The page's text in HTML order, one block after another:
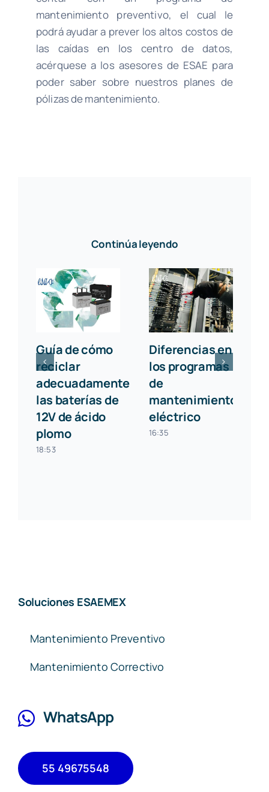
mantenimiento preventivo, el cual le
podrá ayudar a prever los altos costos de
las caídas en los centro de datos,
acérquese a los asesores de ESAE para
poder saber sobre nuestros planes de
pólizas de mantenimiento.
Continúa leyendo
Guía de cómo
reciclar
adecuadamente
las baterías de
12V de ácido
plomo
18:53
Diferencias en
los programas
de
mantenimientos
eléctrico
16:35
Soluciones ESAEMEX
Mantenimiento Preventivo
Mantenimiento Correctivo
WhatsApp
55 49675548